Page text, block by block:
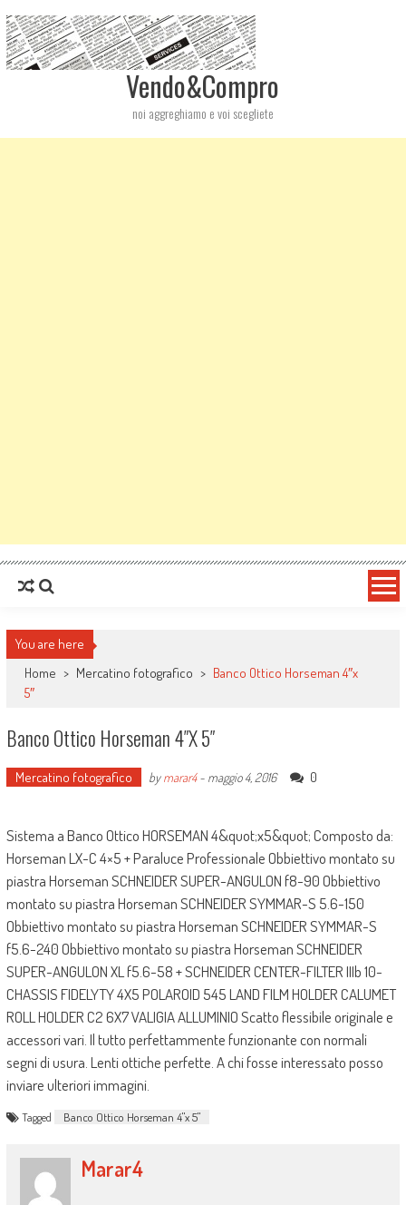
Vendo&Compro
noi aggreghiamo e voi scegliete
You are here
Home > Mercatino fotografico > Banco Ottico Horseman 4″x
5″
Banco Ottico Horseman 4″x 5″
Mercatino fotografico bymarar4- maggio 4, 2016 0
Sistema a Banco Ottico HORSEMAN 4&quot;x5&quot; Composto da:
Horseman LX-C 4×5 + Paraluce Professionale Obbiettivo montato su
piastra Horseman SCHNEIDER SUPER-ANGULON f8-90 Obbiettivo
montato su piastra Horseman SCHNEIDER SYMMAR-S 5.6-150
Obbiettivo montato su piastra Horseman SCHNEIDER SYMMAR-S
f5.6-240 Obbiettivo montato su piastra Horseman SCHNEIDER
SUPER-ANGULON XL f5.6-58 + SCHNEIDER CENTER-FILTER IIIb 10-
CHASSIS FIDELYTY 4X5 POLAROID 545 LAND FILM HOLDER CALUMET
ROLL HOLDER C2 6X7 VALIGIA ALLUMINIO Scatto flessibile originale e
accessori vari. Il tutto perfettammente funzionante con normali
segni di usura. Lenti ottiche perfette. A chi fosse interessato posso
inviare ulteriori immagini.
Tagged Banco Ottico Horseman 4"x 5"
Marar4